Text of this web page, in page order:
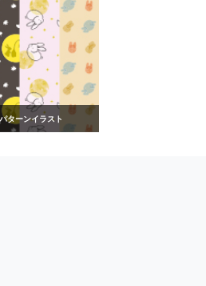
ターンイラスト